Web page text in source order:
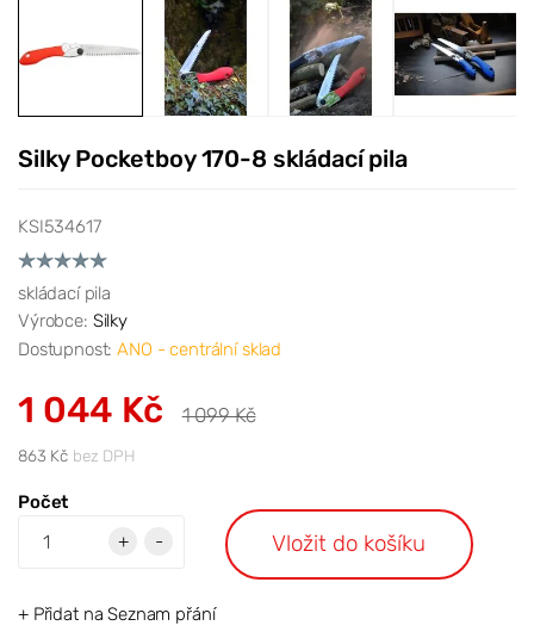
Silky Pocketboy 170-8 skládací pila
KSI534617
skládací pila
Výrobce: Silky
Dostupnost:ANO - centrální sklad
1 044 Kč 1 099 Kč
863 Kč bez DPH
Počet
+
- Vložit do košíku
+ Přidat na Seznam přání